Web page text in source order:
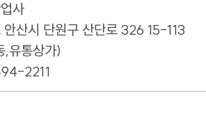
사
안산시 단원구 산단로 326 15-113
,유통상가)
2211